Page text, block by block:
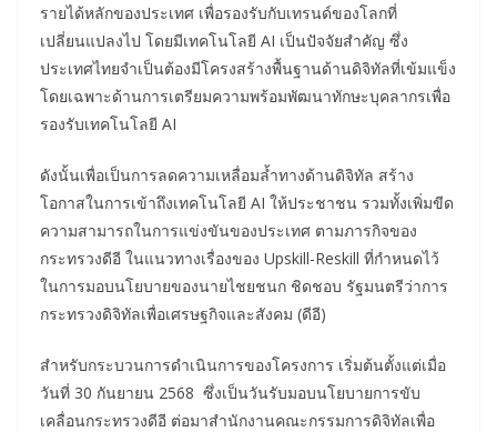
รายได้หลักของประเทศ เพื่อรองรับกับเทรนด์ของโลกที่
เปลี่ยนแปลงไป โดยมีเทคโนโลยี AI เป็นปัจจัยสำคัญ ซึ่ง
ประเทศไทยจำเป็นต้องมีโครงสร้างพื้นฐานด้านดิจิทัลที่เข้มแข็ง
โดยเฉพาะด้านการเตรียมความพร้อมพัฒนาทักษะบุคลากรเพื่อ
รองรับเทคโนโลยี AI
ดังนั้นเพื่อเป็นการลดความเหลื่อมล้ำทางด้านดิจิทัล สร้าง
โอกาสในการเข้าถึงเทคโนโลยี AI ให้ประชาชน รวมทั้งเพิ่มขีด
ความสามารถในการแข่งขันของประเทศ ตามภารกิจของ
กระทรวงดีอี ในแนวทางเรื่องของ Upskill-Reskill ที่กำหนดไว้
ในการมอบนโยบายของนายไชยชนก ชิดชอบ รัฐมนตรีว่าการ
กระทรวงดิจิทัลเพื่อเศรษฐกิจและสังคม (ดีอี)
สำหรับกระบวนการดำเนินการของโครงการ เริ่มต้นตั้งแต่เมื่อ
วันที่ 30 กันยายน 2568 ซึ่งเป็นวันรับมอบนโยบายการขับ
เคลื่อนกระทรวงดีอี ต่อมาสำนักงานคณะกรรมการดิจิทัลเพื่อ